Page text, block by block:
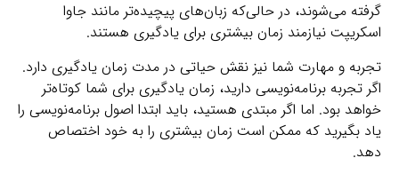
گرفته می‌شوند، در حالی‌که زبان‌های پیچیده‌تر مانند جاوا
اسکریپت نیازمند زمان بیشتری برای یادگیری هستند.
تجربه و مهارت شما نیز نقش حیاتی در مدت زمان یادگیری دارد.
اگر تجربه برنامه‌نویسی دارید، زمان یادگیری برای شما کوتاه‌تر
خواهد بود. اما اگر مبتدی هستید، باید ابتدا اصول برنامه‌نویسی را
یاد بگیرید که ممکن است زمان بیشتری را به خود اختصاص
دهد.